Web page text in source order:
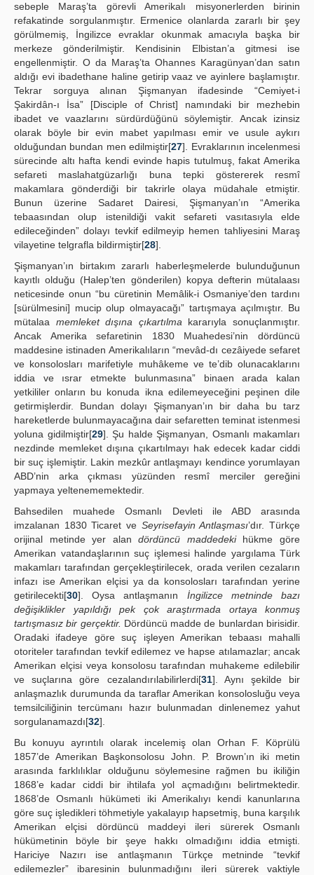
sebeple Maraş’ta görevli Amerikalı misyonerlerden birinin
refakatinde sorgulanmıştır. Ermenice olanlarda zararlı bir şey
görülmemiş, İngilizce evraklar okunmak amacıyla başka bir
merkeze gönderilmiştir. Kendisinin Elbistan’a gitmesi ise
engellenmiştir. O da Maraş’ta Ohannes Karagünyan’dan satın
aldığı evi ibadethane haline getirip vaaz ve ayinlere başlamıştır.
Tekrar sorguya alınan Şişmanyan ifadesinde “Cemiyet-i
Şakirdân-ı İsa” [Disciple of Christ] namındaki bir mezhebin
ibadet ve vaazlarını sürdürdüğünü söylemiştir. Ancak izinsiz
olarak böyle bir evin mabet yapılması emir ve usule aykırı
olduğundan bundan men edilmiştir[27]. Evraklarının incelenmesi
sürecinde altı hafta kendi evinde hapis tutulmuş, fakat Amerika
sefareti maslahatgüzarlığı buna tepki göstererek resmî
makamlara gönderdiği bir takrirle olaya müdahale etmiştir.
Bunun üzerine Sadaret Dairesi, Şişmanyan’ın “Amerika
tebaasından olup istenildiği vakit sefareti vasıtasıyla elde
edileceğinden” dolayı tevkif edilmeyip hemen tahliyesini Maraş
vilayetine telgrafla bildirmiştir[28].
Şişmanyan’ın birtakım zararlı haberleşmelerde bulunduğunun
kayıtlı olduğu (Halep’ten gönderilen) kopya defterin mütalaası
neticesinde onun “bu cüretinin Memâlik-i Osmaniye’den tardını
[sürülmesini] mucip olup olmayacağı” tartışmaya açılmıştır. Bu
mütalaa memleket dışına çıkartılma kararıyla sonuçlanmıştır.
Ancak Amerika sefaretinin 1830 Muahedesi’nin dördüncü
maddesine istinaden Amerikalıların “mevâd-dı cezâiyede sefaret
ve konsolosları marifetiyle muhâkeme ve te’dib olunacaklarını
iddia ve ısrar etmekte bulunmasına” binaen arada kalan
yetkililer onların bu konuda ikna edilemeyeceğini peşinen dile
getirmişlerdir. Bundan dolayı Şişmanyan’ın bir daha bu tarz
hareketlerde bulunmayacağına dair sefaretten teminat istenmesi
yoluna gidilmiştir[29]. Şu halde Şişmanyan, Osmanlı makamları
nezdinde memleket dışına çıkartılmayı hak edecek kadar ciddi
bir suç işlemiştir. Lakin mezkûr antlaşmayı kendince yorumlayan
ABD’nin arka çıkması yüzünden resmî merciler gereğini
yapmaya yeltenememektedir.
Bahsedilen muahede Osmanlı Devleti ile ABD arasında
imzalanan 1830 Ticaret ve Seyrisefayin Antlaşması’dır. Türkçe
orijinal metinde yer alandördüncü maddedekihükme göre
Amerikan vatandaşlarının suç işlemesi halinde yargılama Türk
makamları tarafından gerçekleştirilecek, orada verilen cezaların
infazı ise Amerikan elçisi ya da konsolosları tarafından yerine
getirilecekti[30]. Oysa antlaşmanın İngilizce metninde bazı
değişiklikler yapıldığı pek çok araştırmada ortaya konmuş
tartışmasız bir gerçektir. Dördüncü madde de bunlardan birisidir.
Oradaki ifadeye göre suç işleyen Amerikan tebaası mahalli
otoriteler tarafından tevkif edilemez ve hapse atılamazlar; ancak
Amerikan elçisi veya konsolosu tarafından muhakeme edilebilir
ve suçlarına göre cezalandırılabilirlerdi[31]. Aynı şekilde bir
anlaşmazlık durumunda da taraflar Amerikan konsolosluğu veya
temsilciliğinin tercümanı hazır bulunmadan dinlenemez yahut
sorgulanamazdı[32].
Bu konuyu ayrıntılı olarak incelemiş olan Orhan F. Köprülü
1857’de Amerikan Başkonsolosu John. P. Brown’ın iki metin
arasında farklılıklar olduğunu söylemesine rağmen bu ikiliğin
1868’e kadar ciddi bir ihtilafa yol açmadığını belirtmektedir.
1868’de Osmanlı hükümeti iki Amerikalıyı kendi kanunlarına
göre suç işledikleri töhmetiyle yakalayıp hapsetmiş, buna karşılık
Amerikan elçisi dördüncü maddeyi ileri sürerek Osmanlı
hükümetinin böyle bir şeye hakkı olmadığını iddia etmişti.
Hariciye Nazırı ise antlaşmanın Türkçe metninde “tevkif
edilemezler” ibaresinin bulunmadığını ileri sürerek vaktiyle